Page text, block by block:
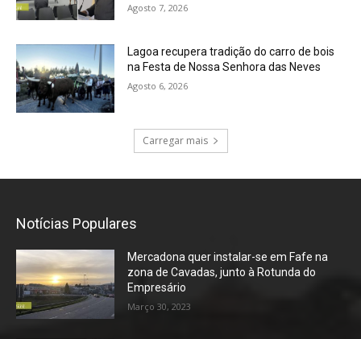
Agosto 7, 2026
Lagoa recupera tradição do carro de bois
na Festa de Nossa Senhora das Neves
Agosto 6, 2026
Carregar mais
Notícias Populares
Mercadona quer instalar-se em Fafe na
zona de Cavadas, junto à Rotunda do
Empresário
Março 30, 2023